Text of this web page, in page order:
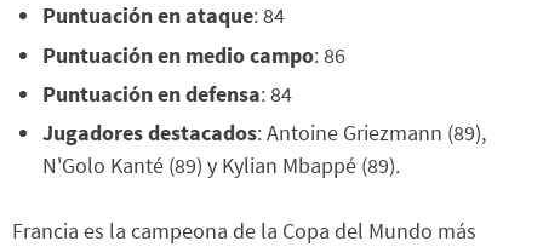
Puntuación en ataque: 84
Puntuación en medio campo: 86
Puntuación en defensa: 84
Jugadores destacados: Antoine Griezmann (89),
N'Golo Kanté (89) y Kylian Mbappé (89).
Francia es la campeona de la Copa del Mundo más